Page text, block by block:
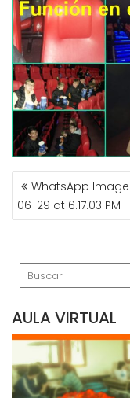
NAVEGACIÓN
DE
ENTRADAS
WhatsApp
06-29 at 6.17.03 PM
AULA VIRTUAL